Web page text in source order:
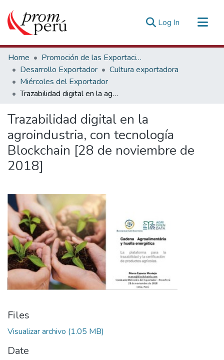
Log In (current)
Communities & Collections
All of DSpace
Statistics
Estadísticas Externas
Home
Promoción de las Exportaciones
Desarrollo Exportador
Cultura exportadora
Miércoles del Exportador
Trazabilidad digital en la agroindustria, con tecnología Blockchain [28 de noviembre de 2018]
Trazabilidad digital en la
agroindustria, con tecnología
Blockchain [28 de noviembre de
2018]
Files
Visualizar archivo (1.05 MB)
Date